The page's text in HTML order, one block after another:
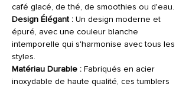
café glacé, de thé, de smoothies ou d'eau.
Design Élégant : Un design moderne et
épuré, avec une couleur blanche
intemporelle qui s'harmonise avec tous les
styles.
Matériau Durable : Fabriqués en acier
inoxydable de haute qualité, ces tumblers